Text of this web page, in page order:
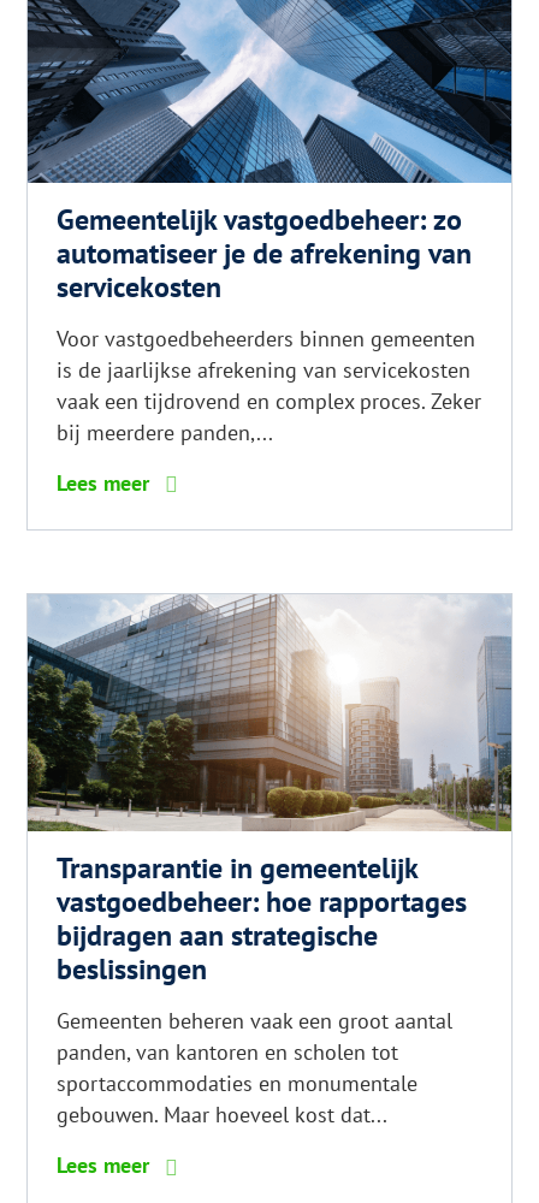
Gemeentelijk vastgoedbeheer: zo
automatiseer je de afrekening van
servicekosten
Voor vastgoedbeheerders binnen gemeenten
is de jaarlijkse afrekening van servicekosten
vaak een tijdrovend en complex proces. Zeker
bij meerdere panden,...
Lees meer 6
haar
Transparantie in gemeentelijk
vastgoedbeheer: hoe rapportages
bijdragen aan strategische
beslissingen
Gemeenten beheren vaak een groot aantal
panden, van kantoren en scholen tot
sportaccommodaties en monumentale
gebouwen. Maar hoeveel kost dat...
Lees meer 6